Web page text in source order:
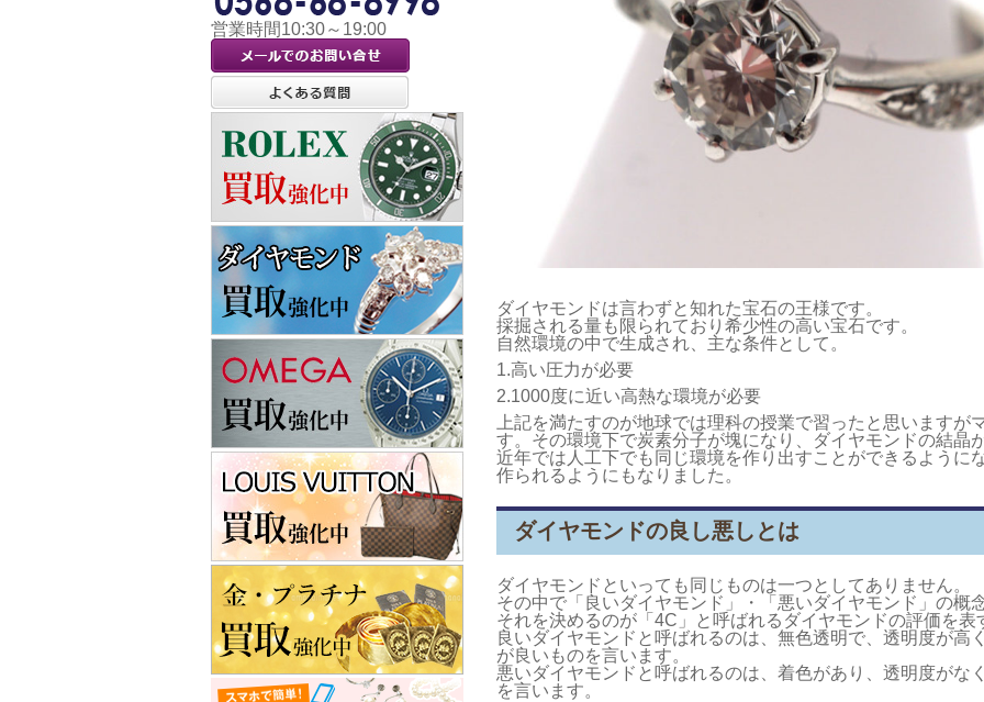
ダイヤモンドは言わずと知れた宝石の王様です。
採掘される量も限られており希少性の高い宝石です。
自然環境の中で生成され、主な条件として。
1.高い圧力が必要
2.1000度に近い高熱な環境が必要
上記を満たすのが地球では理科の授業で習ったと思いますが
す。その環境下で炭素分子が塊になり、ダイヤモンドの結晶
近年では人工下でも同じ環境を作り出すことができるように
作られるようにもなりました。
ダイヤモンドの良し悪しとは
ダイヤモンドといっても同じものは一つとしてありません。
その中で「良いダイヤモンド」・「悪いダイヤモンド」の概
それを決めるのが「4C」と呼ばれるダイヤモンドの評価を表
良いダイヤモンドと呼ばれるのは、無色透明で、透明度が高
が良いものを言います。
悪いダイヤモンドと呼ばれるのは、着色があり、透明度がな
を言います。
営業時間10:30～19:00